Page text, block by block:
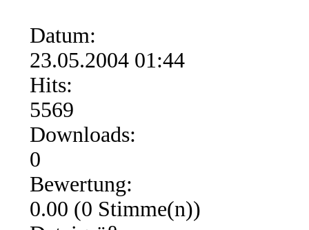
Datum:
23.05.2004 01:44
Hits:
5569
Downloads:
0
Bewertung:
0.00 (0 Stimme(n))